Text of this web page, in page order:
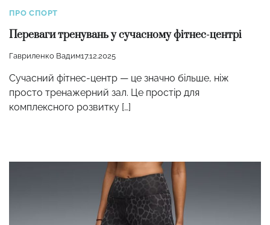
ПРО СПОРТ
Переваги тренувань у сучасному фітнес-центрі
Гавриленко Вадим17.12.2025
Сучасний фітнес-центр — це значно більше, ніж
просто тренажерний зал. Це простір для
комплексного розвитку […]